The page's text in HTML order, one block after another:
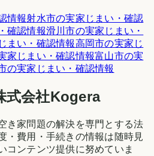
情報射水市の実家じまい・確認
確認情報滑川市の実家じまい・
まい・確認情報高岡市の実家じ
家じまい・確認情報富山市の実
の実家じまい・確認情報
式会社Kogera
き家問題の解決を専門とする法
・費用・手続きの情報は随時見
コンテンツ提供に努めていま